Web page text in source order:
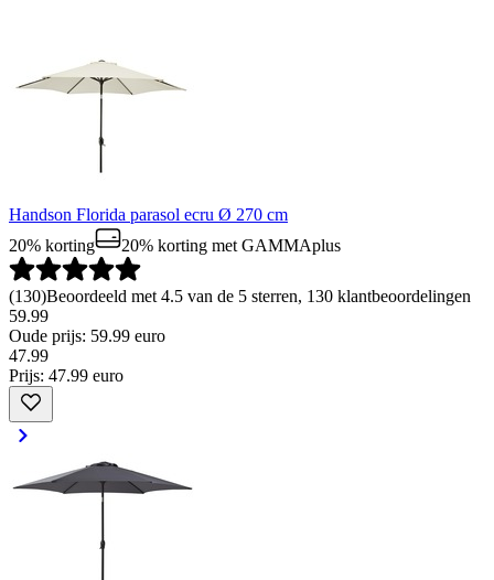
Handson Florida parasol ecru Ø 270 cm
20% korting
20% korting met GAMMAplus
(130)Beoordeeld met 4.5 van de 5 sterren, 130 klantbeoordelingen
59.99
Oude prijs: 59.99 euro
47.99
Prijs: 47.99 euro